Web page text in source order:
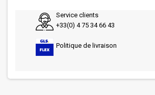
Service clients
+33(0) 4 75 34 66 43
Politique de livraison